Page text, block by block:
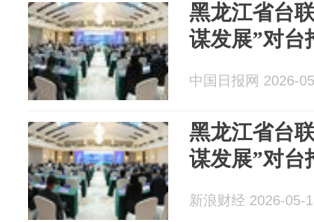
黑龙江省台
谋发展”对台
中国日报网 2026-
黑龙江省台
谋发展”对台
新浪财经 2026-05-